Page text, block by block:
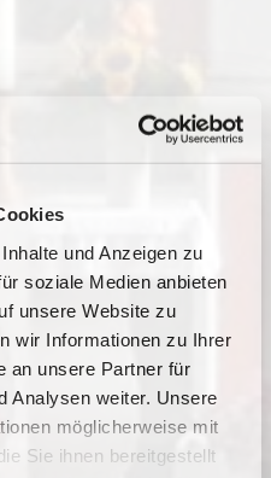
und Anzeigen zu
soziale Medien anbieten
unsere Website zu
wir Informationen zu Ihrer
an unsere Partner für
Analysen weiter. Unsere
möglicherweise mit
Sie ihnen bereitgestellt
Sie auch